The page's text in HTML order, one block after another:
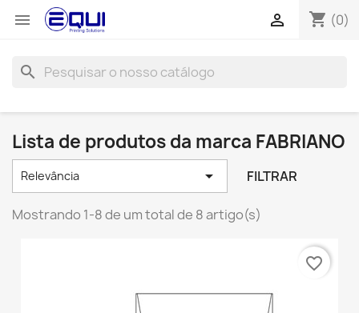
 shopping_cart (0)

search
Lista de produtos da marca FABRIANO
Relevância  FILTRAR
Mostrando 1-8 de um total de 8 artigo(s)
favorite_border